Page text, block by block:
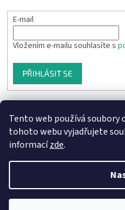
Tento web používá soubory
tohoto webu vyjadřujete
informacízde.
E-mail
Vložením e-mailu souhlasíte s
PŘIHLÁSIT SE